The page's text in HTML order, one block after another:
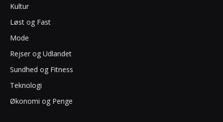
Kultur
Løst og Fast
Mode
Rejser og Udlandet
Sundhed og Fitness
Teknologi
Økonomi og Penge